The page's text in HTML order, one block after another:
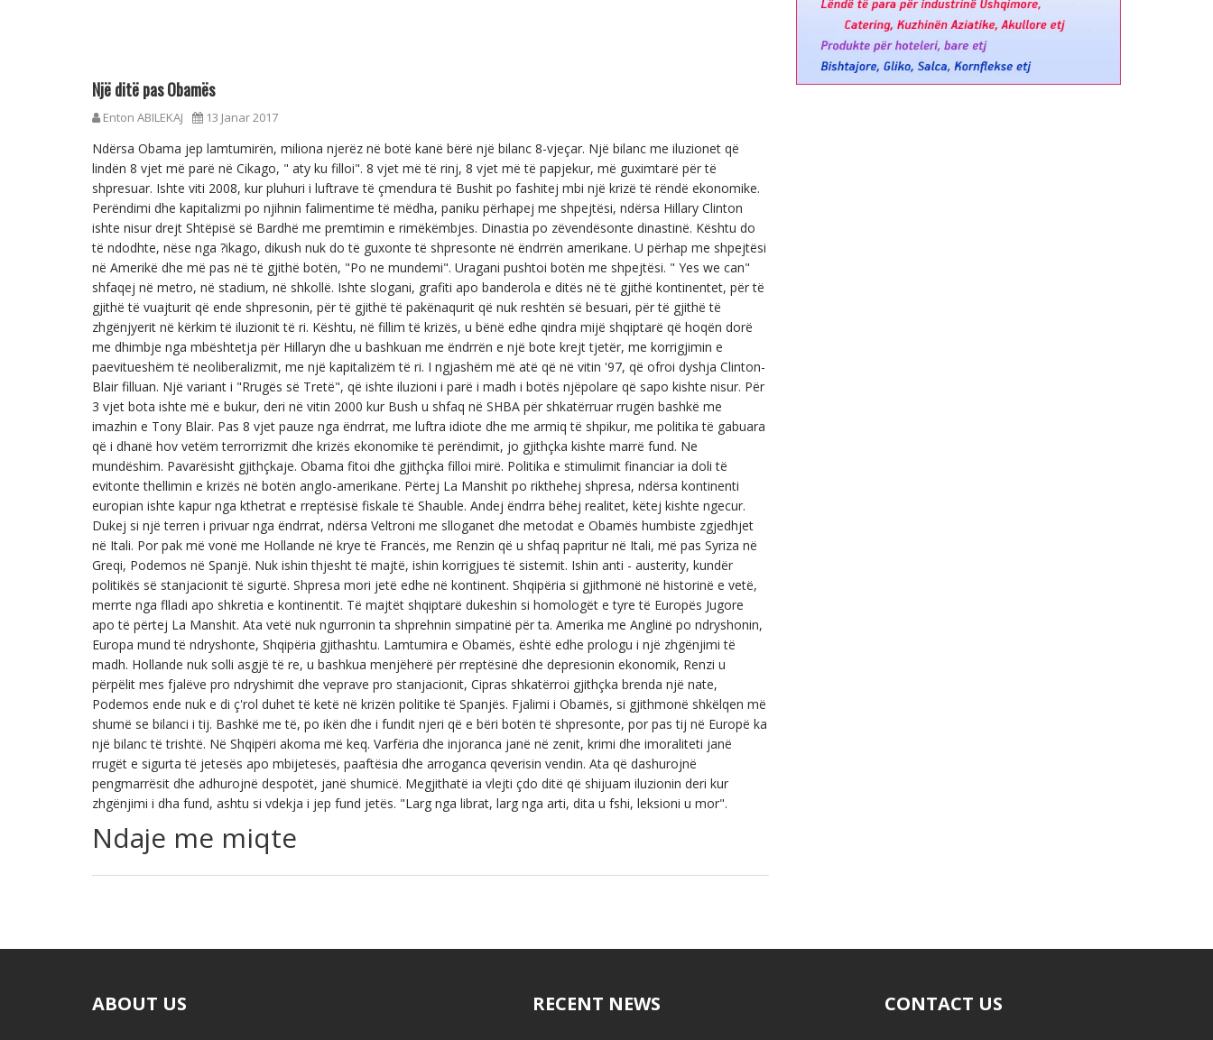
Një ditë pas Obamës
Enton ABILEKAJ 13 Janar 2017
Ndërsa Obama jep lamtumirën, miliona njerëz në botë kanë bërë një bilanc 8-vjeçar. Një bilanc me iluzionet që
lindën 8 vjet më parë në Cikago, " aty ku filloi". 8 vjet më të rinj, 8 vjet më të papjekur, më guximtarë për të
shpresuar. Ishte viti 2008, kur pluhuri i luftrave të çmendura të Bushit po fashitej mbi një krizë të rëndë ekonomike.
Perëndimi dhe kapitalizmi po njihnin falimentime të mëdha, paniku përhapej me shpejtësi, ndërsa Hillary Clinton
ishte nisur drejt Shtëpisë së Bardhë me premtimin e rimëkëmbjes. Dinastia po zëvendësonte dinastinë. Kështu do
të ndodhte, nëse nga ?ikago, dikush nuk do të guxonte të shpresonte në ëndrrën amerikane. U përhap me shpejtësi
në Amerikë dhe më pas në të gjithë botën, "Po ne mundemi". Uragani pushtoi botën me shpejtësi. " Yes we can"
shfaqej në metro, në stadium, në shkollë. Ishte slogani, grafiti apo banderola e ditës në të gjithë kontinentet, për të
gjithë të vuajturit që ende shpresonin, për të gjithë të pakënaqurit që nuk reshtën së besuari, për të gjithë të
zhgënjyerit në kërkim të iluzionit të ri. Kështu, në fillim të krizës, u bënë edhe qindra mijë shqiptarë që hoqën dorë
me dhimbje nga mbështetja për Hillaryn dhe u bashkuan me ëndrrën e një bote krejt tjetër, me korrigjimin e
paevitueshëm të neoliberalizmit, me një kapitalizëm të ri. I ngjashëm më atë që në vitin '97, që ofroi dyshja Clinton-
Blair filluan. Një variant i "Rrugës së Tretë", që ishte iluzioni i parë i madh i botës njëpolare që sapo kishte nisur. Për
3 vjet bota ishte më e bukur, deri në vitin 2000 kur Bush u shfaq në SHBA për shkatërruar rrugën bashkë me
imazhin e Tony Blair. Pas 8 vjet pauze nga ëndrrat, me luftra idiote dhe me armiq të shpikur, me politika të gabuara
që i dhanë hov vetëm terrorrizmit dhe krizës ekonomike të perëndimit, jo gjithçka kishte marrë fund. Ne
mundëshim. Pavarësisht gjithçkaje. Obama fitoi dhe gjithçka filloi mirë. Politika e stimulimit financiar ia doli të
evitonte thellimin e krizës në botën anglo-amerikane. Përtej La Manshit po rikthehej shpresa, ndërsa kontinenti
europian ishte kapur nga kthetrat e rreptësisë fiskale të Shauble. Andej ëndrra bëhej realitet, këtej kishte ngecur.
Dukej si një terren i privuar nga ëndrrat, ndërsa Veltroni me slloganet dhe metodat e Obamës humbiste zgjedhjet
në Itali. Por pak më vonë me Hollande në krye të Francës, me Renzin që u shfaq papritur në Itali, më pas Syriza në
Greqi, Podemos në Spanjë. Nuk ishin thjesht të majtë, ishin korrigjues të sistemit. Ishin anti - austerity, kundër
politikës së stanjacionit të sigurtë. Shpresa mori jetë edhe në kontinent. Shqipëria si gjithmonë në historinë e vetë,
merrte nga flladi apo shkretia e kontinentit. Të majtët shqiptarë dukeshin si homologët e tyre të Europës Jugore
apo të përtej La Manshit. Ata vetë nuk ngurronin ta shprehnin simpatinë për ta. Amerika me Anglinë po ndryshonin,
Europa mund të ndryshonte, Shqipëria gjithashtu. Lamtumira e Obamës, është edhe prologu i një zhgënjimi të
madh. Hollande nuk solli asgjë të re, u bashkua menjëherë për rreptësinë dhe depresionin ekonomik, Renzi u
përpëlit mes fjalëve pro ndryshimit dhe veprave pro stanjacionit, Cipras shkatërroi gjithçka brenda një nate,
Podemos ende nuk e di ç'rol duhet të ketë në krizën politike të Spanjës. Fjalimi i Obamës, si gjithmonë shkëlqen më
shumë se bilanci i tij. Bashkë me të, po ikën dhe i fundit njeri që e bëri botën të shpresonte, por pas tij në Europë ka
një bilanc të trishtë. Në Shqipëri akoma më keq. Varfëria dhe injoranca janë në zenit, krimi dhe imoraliteti janë
rrugët e sigurta të jetesës apo mbijetesës, paaftësia dhe arroganca qeverisin vendin. Ata që dashurojnë
pengmarrësit dhe adhurojnë despotët, janë shumicë. Megjithatë ia vlejti çdo ditë që shijuam iluzionin deri kur
zhgënjimi i dha fund, ashtu si vdekja i jep fund jetës. "Larg nga librat, larg nga arti, dita u fshi, leksioni u mor".
Ndaje me miqte
ABOUT US RECENT NEWS CONTACT US